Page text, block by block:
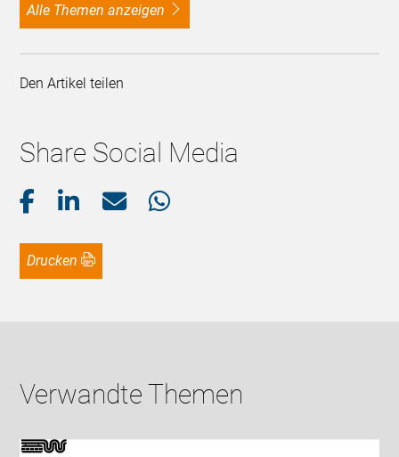
alle Themen anzeigen
Den Artikel teilen
Share Social Media
Drucken
Verwandte Themen